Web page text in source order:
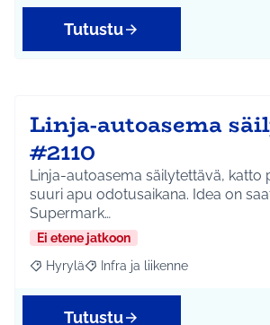
Tutustu
Linja-autoasema
#2110
Linja-autoasema säilytettävä, katto
suuri apu odotusaikana. Idea on
Supermark…
Ei etene jatkoon
Rajaa tulokset aihepiirin mukaan: Hyrylä
Hyrylä Rajaa tulokset teeman
Infra ja liikenne
Tutustu